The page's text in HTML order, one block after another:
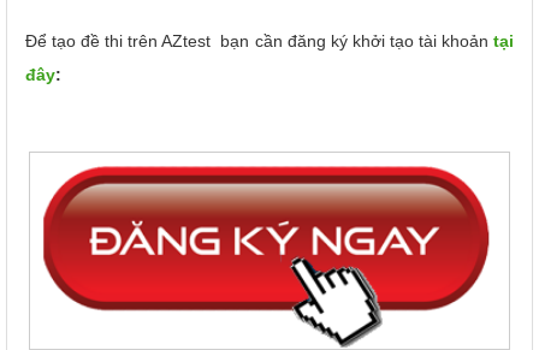
Để tạo đề thi trên AZtest bạn cần đăng ký khởi tạo tài khoản tại
đây: